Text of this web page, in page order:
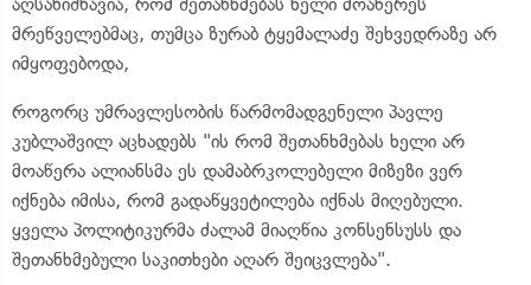
მრეწველებმაც, თუმცა ზურაბ ტყემალაძე შეხვედრაზე არ
იმყოფებოდა,
როგორც უმრავლესობის წარმომადგენელი პავლე
კუბლაშვილ აცხადებს "ის რომ შეთანხმებას ხელი არ
მოაწერა ალიანსმა ეს დამაბრკოლებელი მიზეზი ვერ
იქნება იმისა, რომ გადაწყვეტილება იქნას მიღებული.
ყველა პოლიტიკურმა ძალამ მიაღწია კონსენსუსს და
შეთანხმებული საკითხები აღარ შეიცვლება".